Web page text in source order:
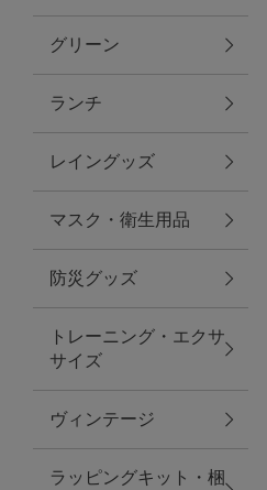
アクセサリー
ファッション雑貨
ファッショングッズ
スマホケース・アクセサリー
ポーチ
ステーショナリー
その他
紅茶・フード
グリーン
ランチ
レイングッズ
マスク・衛生用品
防災グッズ
トレーニング・エクサ
サイズ
ヴィンテージ
ラッピングキット・梱